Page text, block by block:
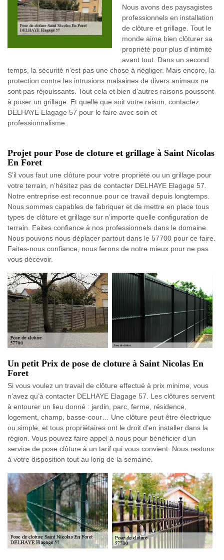
Nous avons des paysagistes
professionnels en installation
de clôture et grillage. Tout le
monde aime bien clôturer sa
propriété pour plus d’intimité
avant tout. Dans un second
temps, la sécurité n’est pas une chose à négliger. Mais encore, la
protection contre les intrusions malsaines de divers animaux ne
sont pas réjouissants. Tout cela et bien d’autres raisons poussent
à poser un grillage. Et quelle que soit votre raison, contactez
DELHAYE Elagage 57 pour le faire avec soin et
professionnalisme.
Projet pour Pose de cloture et grillage à Saint Nicolas
En Foret
S’il vous faut une clôture pour votre propriété ou un grillage pour
votre terrain, n’hésitez pas de contacter DELHAYE Elagage 57.
Notre entreprise est reconnue pour ce travail depuis longtemps.
Nous sommes capables de fabriquer et de mettre en place tous
types de clôture et grillage sur n’importe quelle configuration de
terrain. Faites confiance à nos professionnels dans le domaine.
Nous pouvons nous déplacer partout dans le 57700 pour ce faire.
Faites-nous confiance, nous ferons de notre mieux pour ne pas
vous décevoir.
Un petit Prix de pose de cloture à Saint Nicolas En
Foret
Si vous voulez un travail de clôture effectué à prix minime, vous
n’avez qu’à contacter DELHAYE Elagage 57. Les clôtures servent
à entourer un lieu donné : jardin, parc, ferme, résidence,
logement, champ, basse-cour… Une clôture peut être électrique
ou simple, et tous propriétaires ont le droit d’en installer dans la
région. Vous pouvez faire appel à nous pour bénéficier d’un
service de pose clôture à un tarif qui vous convient. Nous restons
à votre disposition tout au long de la semaine.